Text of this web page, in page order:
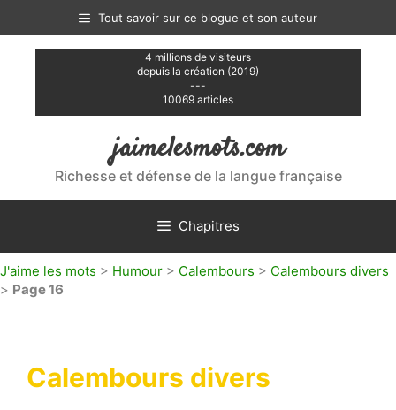
contenu
Tout savoir sur ce blogue et son auteur
4 millions de visiteurs
depuis la création (2019)
---
10069 articles
jaimelesmots.com
Richesse et défense de la langue française
Chapitres
J'aime les mots > Humour > Calembours > Calembours divers
> Page 16
Calembours divers